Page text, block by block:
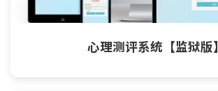
心理测评系统【监狱版】